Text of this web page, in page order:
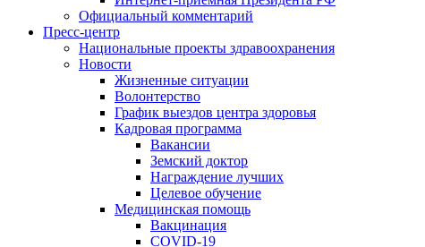
Официальный комментарий
Пресс-центр
Национальные проекты здравоохранения
Новости
Жизненные ситуации
Волонтерство
График выездов центра здоровья
Кадровая программа
Вакансии
Земский доктор
Награждение лучших
Целевое обучение
Медицинская помощь
Вакцинация
COVID-19